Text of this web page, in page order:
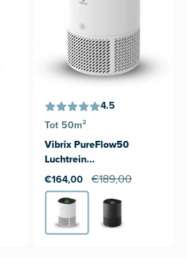
4.5
Tot 50m²
Vibrix PureFlow50
Luchtrein...
€164,00 €189,00